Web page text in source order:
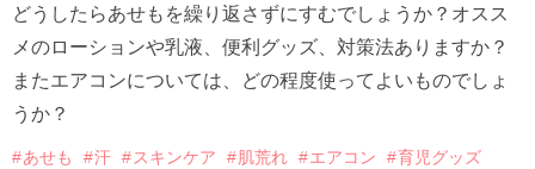
どうしたらあせもを繰り返さずにすむでしょうか？オスス
メのローションや乳液、便利グッズ、対策法ありますか？
またエアコンについては、どの程度使ってよいものでしょ
うか？
あせも 汗 スキンケア 肌荒れ エアコン
育児グッズ